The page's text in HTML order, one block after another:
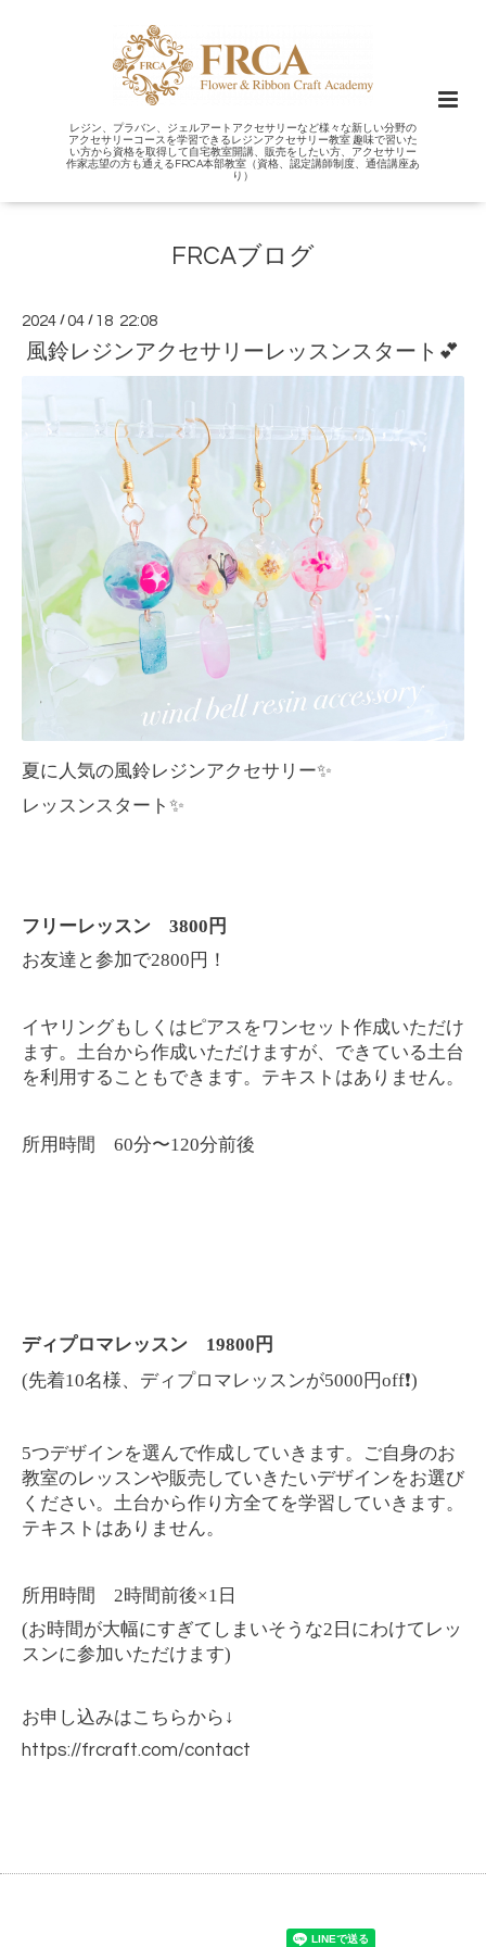
レジン、プラバン、ジェルアートアクセサリーなど様々な新しい分野の
アクセサリーコースを学習できるレジンアクセサリー教室 趣味で習いた
い方から資格を取得して自宅教室開講、販売をしたい方、アクセサリー
作家志望の方も通えるFRCA本部教室（資格、認定講師制度、通信講座あ
り）
FRCAブログ
2024 /04 / 18 22:08
風鈴レジンアクセサリーレッスンスタート💕
夏に人気の風鈴レジンアクセサリー✨
レッスンスタート✨
フリーレッスン 3800 円
お友達と参加で2800 円！
イヤリングもしくはピアスをワンセット作成いただけ
ます。土台から作成いただけますが、できている土台
を利用することもできます。テキストはありません。
所用時間 60分〜120分前後
ディプロマレッスン 19800 円
(先着10名様、ディプロマレッスンが5000 円off❗️)
5つデザインを選んで作成していきます。ご自身のお
教室のレッスンや販売していきたいデザインをお選び
ください。土台から作り方全てを学習していきます。
テキストはありません。
所用時間 2時間前後×1 日
(お時間が大幅にすぎてしまいそうな2 日にわけてレッ
スンに参加いただけます)
お申し込みはこちらから↓
https://frcraft.com/contact